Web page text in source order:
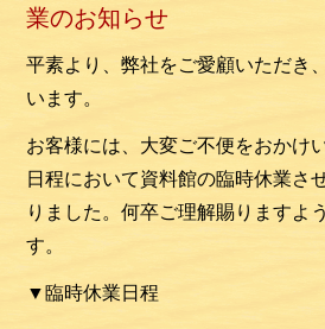
業のお知らせ
平素より、弊社をご愛顧いただき
います。
お客様には、大変ご不便をおかけ
日程において資料館の臨時休業さ
りました。何卒ご理解賜りますよ
す。
▼臨時休業日程